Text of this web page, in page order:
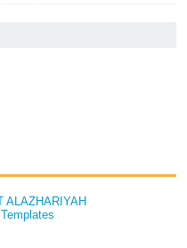
ALAZHARIYAH